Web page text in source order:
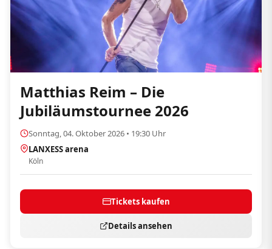
Matthias Reim – Die
Jubiläumstournee 2026
Sonntag, 04. Oktober 2026 • 19:30 Uhr
LANXESS arena
Köln
Tickets kaufen
Details ansehen